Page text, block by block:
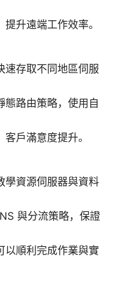
升遠端工作效率。
速存取不同地區伺服
態路由策略，使用自
戶滿意度提升。
學資源伺服器與資料
與分流策略，保證
以順利完成作業與實